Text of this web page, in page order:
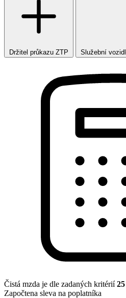
Držitel průkazu ZTP Služební
Čistá mzda je dle zadaných kritérií
Započtena sleva na poplatníka